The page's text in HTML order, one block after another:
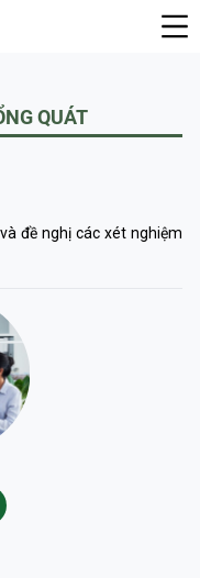
QUÁT
đề nghị các xét nghiệm